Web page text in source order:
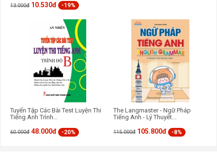
13.000đ 10.530đ -19%
Tuyển Tập Các Bài Test Luyện Thi
Tiếng Anh Trình...
60.000đ 48.000đ -20%
The Langmaster - Ngữ Pháp
Tiếng Anh - Lý Thuyết...
115.000đ 105.800đ -8%